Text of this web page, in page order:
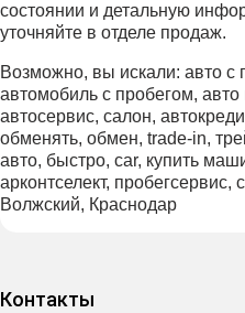
состоянии и детальную
уточняйте в отделе продаж.
Возможно, вы искали: авто с
автомобиль с пробегом,
автосервис, салон,
обменять, обмен, trade-in,
авто, быстро, car, купить
арконтселект, пробегсервис,
Волжский, Краснодар
Контакты